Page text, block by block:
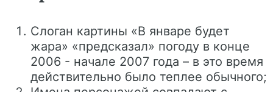
Слоган картины «В январе будет
жара» «предсказал» погоду в конце
2006 - начале 2007 года – в это время
действительно было теплее обычного;